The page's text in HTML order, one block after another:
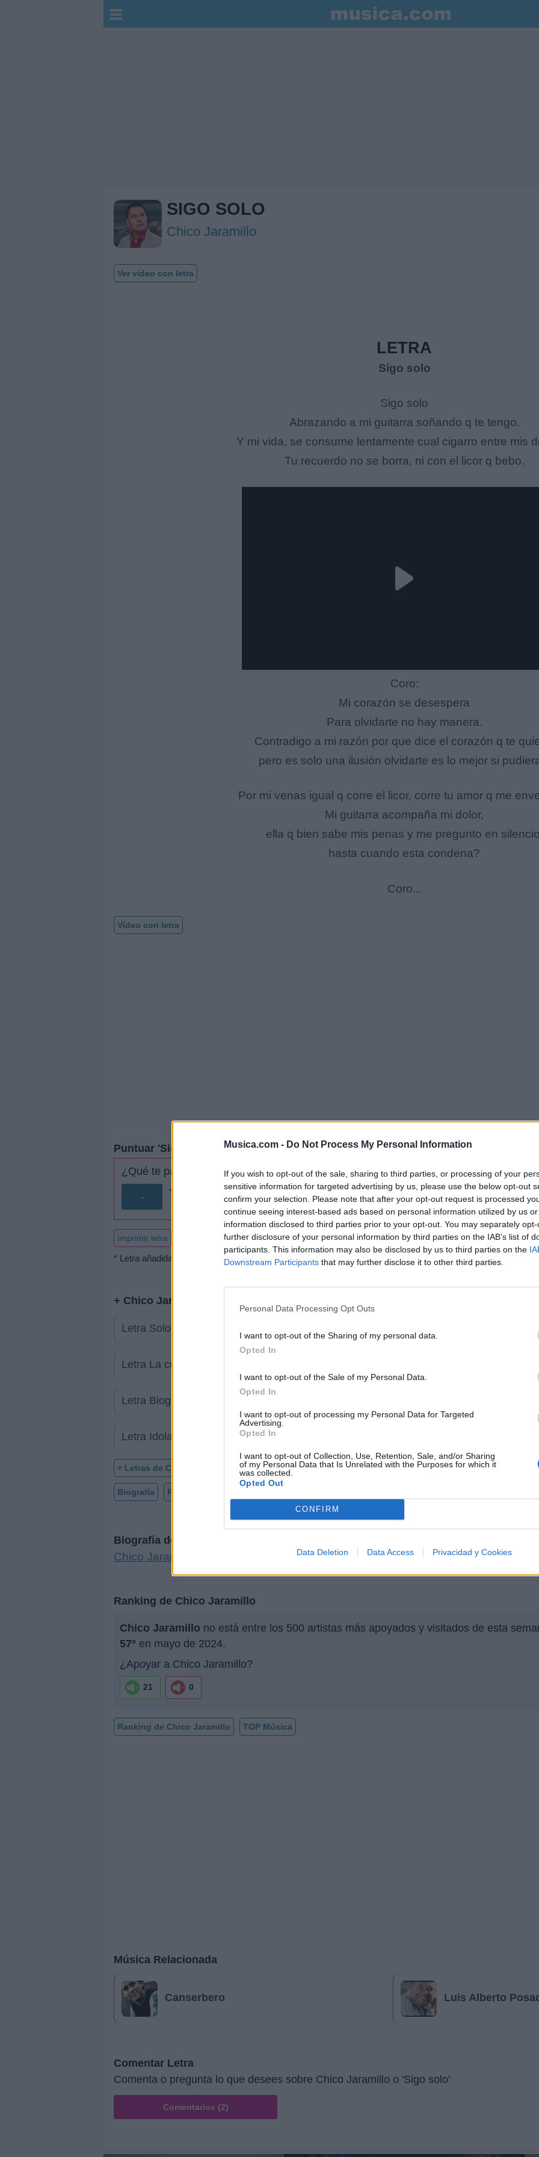
Musica.com - Do Not Process My Personal Information
If you wish to opt-out of the sale, sharing to third parties, or processing of your
sensitive information for targeted advertising by us, please use the below opt-out
confirm your selection. Please note that after your opt-out request is processed
continue seeing interest-based ads based on personal information utilized by us
information disclosed to third parties prior to your opt-out. You may separately
further disclosure of your personal information by third parties on the IAB’s list of
participants. This information may also be disclosed by us to third parties on the
Downstream Participants that may further disclose it to other third parties.
Personal Data Processing Opt Outs
I want to opt-out of the Sharing of my personal data.
Opted In
I want to opt-out of the Sale of my Personal Data.
Opted In
I want to opt-out of processing my Personal Data for Targeted
Advertising.
Opted In
I want to opt-out of Collection, Use, Retention, Sale, and/or Sharing
of my Personal Data that Is Unrelated with the Purposes for which it
was collected.
Opted Out
CONFIRM
Data Deletion Data Access Privacidad y Cookies
SIGO SOLO
Chico Jaramillo
Ver vídeo con letra
LETRA
Sigo solo
Sigo solo
Abrazando a mi guitarra soñando q te tengo.
Y mi vida, se consume lentamente cual cigarro entre mis
Tu recuerdo no se borra, ni con el licor q bebo.
Coro:
Mi corazón se desespera
Para olvidarte no hay manera.
Contradigo a mi razón por que dice el corazón q te
pero es solo una ilusión olvidarte es lo mejor si
Por mi venas igual q corre el licor, corre tu amor q me
Mi guitarra acompaña mi dolor,
ella q bien sabe mis penas y me pregunto en
hasta cuando esta condena?
Coro...
Vídeo con letra
Puntuar 'Sigo solo'
¿Qué te parece esta canción?
-
Imprimir letra
* Letra añadida por QUIENFUEAQUEL
+ Chico Jaramillo
Letra Solo un cigarrillo
Letra La culpable
Letra Biografia
Letra Idolatria
+ Letras de Chico Jaramillo
Biografía Ranking
Biografía de Chico Jaramillo
Chico Jaramillo: La Banda que Revolucionó la Música Latina
Ranking de Chico Jaramillo
Chico Jaramillo no está entre los 500 artistas más apoyados y visitados de esta
57º en mayo de 2024.
¿Apoyar a Chico Jaramillo?
21 0
Ranking de Chico Jaramillo TOP Música
Música Relacionada
Canserbero Luis Alberto
Comentar Letra
Comenta o pregunta lo que desees sobre Chico Jaramillo o 'Sigo solo'
Comentarios (2)